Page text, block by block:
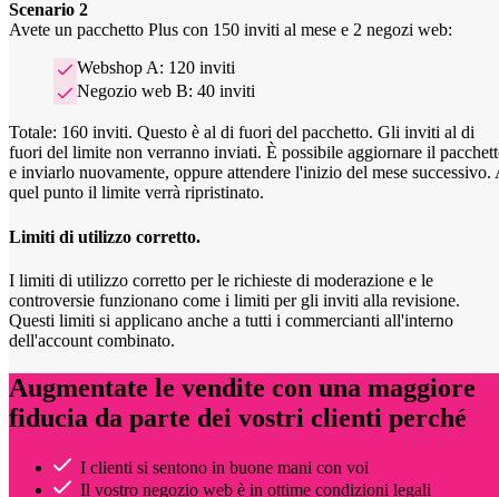
Scenario 2
Avete un pacchetto Plus con 150 inviti al mese e 2 negozi web:
Webshop A: 120 inviti
Negozio web B: 40 inviti
Totale: 160 inviti. Questo è al di fuori del pacchetto. Gli inviti al di
fuori del limite non verranno inviati. È possibile aggiornare il
e inviarlo nuovamente, oppure attendere l'inizio del mese successivo.
quel punto il limite verrà ripristinato.
Limiti di utilizzo corretto.
I limiti di utilizzo corretto per le richieste di moderazione e le
controversie funzionano come i limiti per gli inviti alla revisione.
Questi limiti si applicano anche a tutti i commercianti all'interno
dell'account combinato.
Augmentate le vendite con una maggiore
fiducia da parte dei vostri clienti perché
I clienti si sentono in buone mani con voi
Il vostro negozio web è in ottime condizioni legali